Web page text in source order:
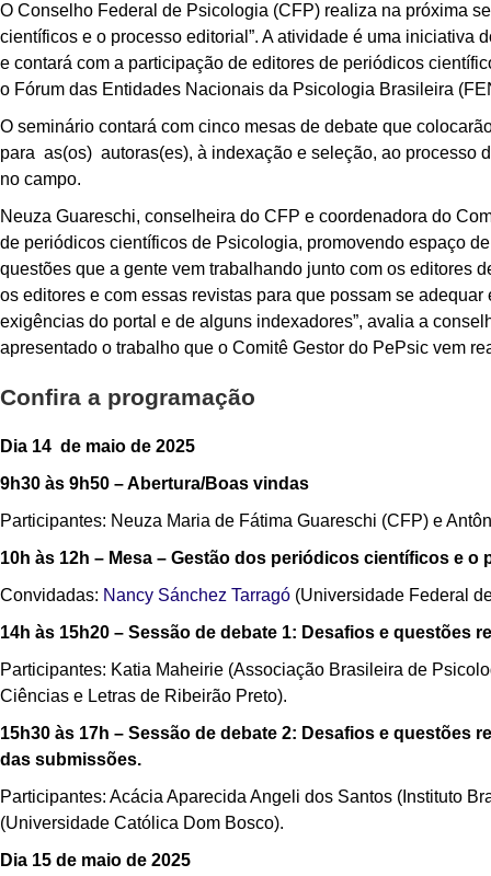
O Conselho Federal de Psicologia (CFP) realiza na próxima
científicos e o processo editorial”. A atividade é uma
e contará com a participação de editores de periódicos
o Fórum das Entidades Nacionais da Psicologia Brasileira
O seminário contará com cinco mesas de debate que
para as(os) autoras(es), à indexação e seleção, ao processo
no campo.
Neuza Guareschi, conselheira do CFP e coordenadora do
de periódicos científicos de Psicologia, promovendo espaço
questões que a gente vem trabalhando junto com os editores
os editores e com essas revistas para que possam se
exigências do portal e de alguns indexadores”, avalia a
apresentado o trabalho que o Comitê Gestor do PePsic vem
Confira a programação
Dia 14 de maio de 2025
9h30 às 9h50 – Abertura/Boas vindas
Participantes: Neuza Maria de Fátima Guareschi (CFP) e
10h às 12h – Mesa – Gestão dos periódicos científicos e o
Convidadas: Nancy Sánchez Tarragó (Universidade Federal
14h às 15h20 – Sessão de debate 1: Desafios e questões
Participantes: Katia Maheirie (Associação Brasileira de
Ciências e Letras de Ribeirão Preto).
15h30 às 17h – Sessão de debate 2: Desafios e questões
das submissões.
Participantes: Acácia Aparecida Angeli dos Santos (Instituto
(Universidade Católica Dom Bosco).
Dia 15 de maio de 2025